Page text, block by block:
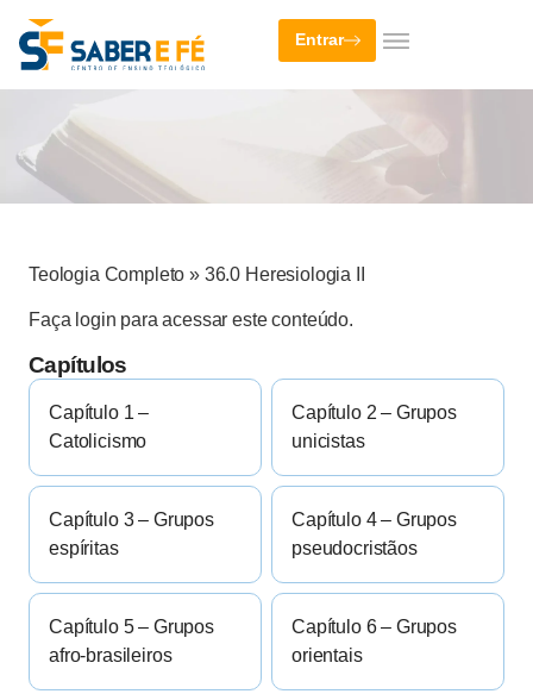
Entrar
Teologia Completo » 36.0 Heresiologia II
Faça login para acessar este conteúdo.
Capítulos
Capítulo 1 –
Catolicismo
Capítulo 2 – Grupos
unicistas
Capítulo 3 – Grupos
espíritas
Capítulo 4 – Grupos
pseudocristãos
Capítulo 5 – Grupos
afro-brasileiros
Capítulo 6 – Grupos
orientais